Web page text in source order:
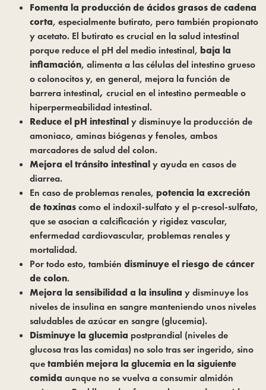
Fomenta la producción de ácidos grasos de cadena
corta, especialmente butirato, pero también propionato
y acetato. El butirato es crucial en la salud intestinal
porque reduce el pH del medio intestinal, baja la
inflamación, alimenta a las células del intestino grueso
o colonocitos y, en general, mejora la función de
barrera intestinal, crucial en el intestino permeable o
hiperpermeabilidad intestinal.
Reduce el pH intestinaly disminuye la producción de
amoniaco, aminas biógenas y fenoles, ambos
marcadores de salud del colon.
Mejora el tránsito intestinaly ayuda en casos de
diarrea.
En caso de problemas renales, potencia la excreción
de toxinascomo el indoxil-sulfato y el p-cresol-sulfato,
que se asocian a calcificación y rigidez vascular,
enfermedad cardiovascular, problemas renales y
mortalidad.
Por todo esto, también disminuye el riesgo de cáncer
de colon.
Mejora la sensibilidad a la insulina y disminuye los
niveles de insulina en sangre manteniendo unos niveles
saludables de azúcar en sangre (glucemia).
Disminuye la glucemia postprandial (niveles de
glucosa tras las comidas) no solo tras ser ingerido, sino
quetambién mejora la glucemia en la siguiente
comida aunque no se vuelva a consumir almidón